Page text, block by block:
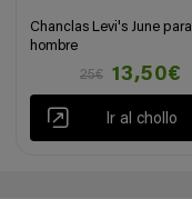
Chanclas Levi's June para
hombre
25€
13,50€
Ir al chollo